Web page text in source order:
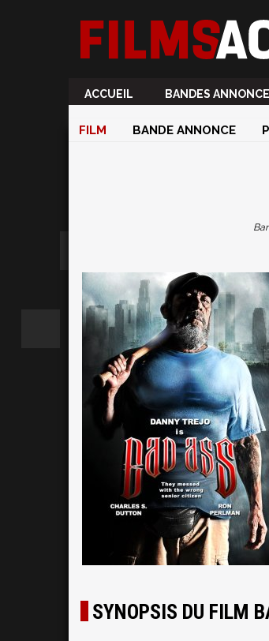
ACCUEIL BANDES
FILM BANDE ANNONCE
SYNOPSIS DU FILM